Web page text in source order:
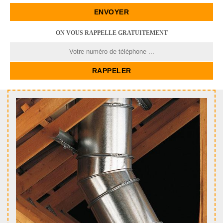
ON VOUS RAPPELLE GRATUITEMENT